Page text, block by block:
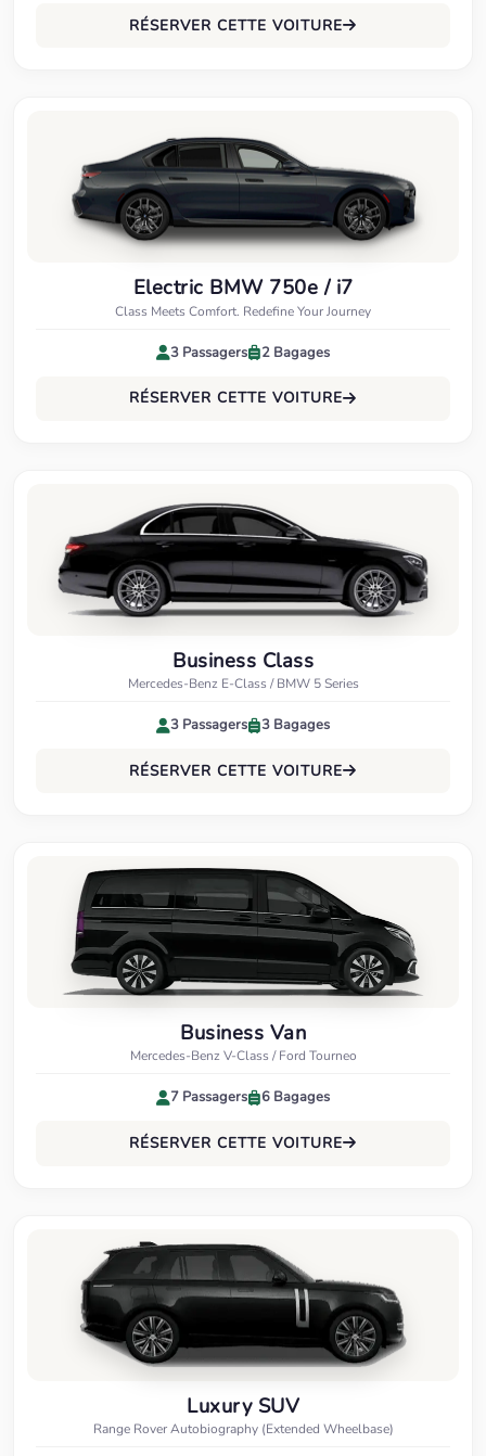
RÉSERVER CETTE VOITURE
Electric BMW 750e / i7
Class Meets Comfort. Redefine Your Journey
3 Passagers 2 Bagages
RÉSERVER CETTE VOITURE
Business Class
Mercedes-Benz E-Class / BMW 5 Series
3 Passagers 3 Bagages
RÉSERVER CETTE VOITURE
Business Van
Mercedes-Benz V-Class / Ford Tourneo
7 Passagers 6 Bagages
RÉSERVER CETTE VOITURE
Luxury SUV
Range Rover Autobiography (Extended Wheelbase)